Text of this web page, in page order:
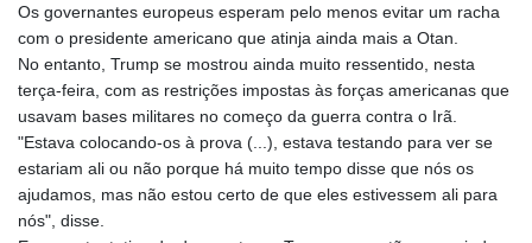
KMF 492.195074
KRW 1637.520047
KWD 0.3569
KYD 0.963165
KZT 538.813048
LAK 26101.474886
LBP
103496.143572
Os governantes europeus esperam pelo menos evitar um racha
com o presidente americano que atinja ainda mais a Otan.
No entanto, Trump se mostrou ainda muito ressentido, nesta
terça-feira, com as restrições impostas às forças americanas que
usavam bases militares no começo da guerra contra o Irã.
"Estava colocando-os à prova (...), estava testando para ver se
estariam ali ou não porque há muito tempo disse que nós os
ajudamos, mas não estou certo de que eles estivessem ali para
nós", disse.